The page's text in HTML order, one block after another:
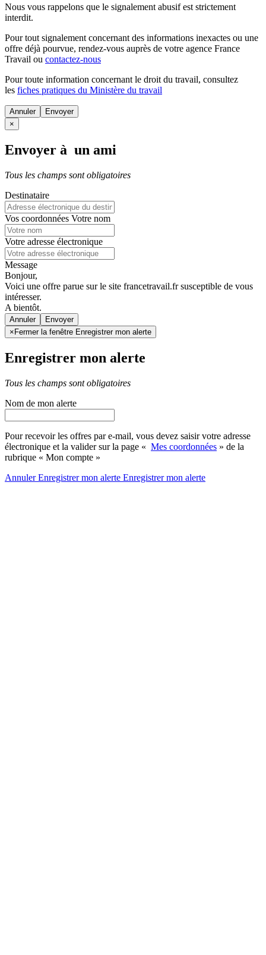
Nous vous rappelons que le signalement abusif est strictement
interdit.
Pour tout signalement concernant des informations inexactes ou une
offre déjà pourvue, rendez-vous auprès de votre agence France
Travail ou contactez-nous
Pour toute information concernant le droit du travail, consultez
les fiches pratiques du Ministère du travail
Annuler
×
Envoyer à un ami
Tous les champs sont obligatoires
Destinataire
Vos coordonnées Votre nom
Votre adresse électronique
Message
Bonjour,
Voici une offre parue sur le site francetravail.fr susceptible de vous
intéresser.
A bientôt.
Annuler
× Fermer la fenêtre Enregistrer mon alerte
Enregistrer mon alerte
Tous les champs sont obligatoires
Nom de mon alerte
Pour recevoir les offres par e-mail, vous devez saisir votre adresse
électronique et la valider sur la page « Mes coordonnées » de la
rubrique « Mon compte »
AnnulerEnregistrer mon alerte Enregistrermon alerte